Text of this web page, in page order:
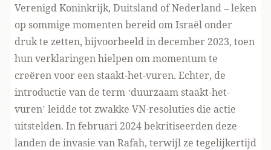
Verenigd Koninkrijk, Duitsland of Nederland – leken
op sommige momenten bereid om Israël onder
druk te zetten, bijvoorbeeld in december 2023, toen
hun verklaringen hielpen om momentum te
creëren voor een staakt-het-vuren. Echter, de
introductie van de term ‘duurzaam staakt-het-
vuren’ leidde tot zwakke VN-resoluties die actie
uitstelden. In februari 2024 bekritiseerden deze
landen de invasie van Rafah, terwijl ze tegelijkertijd